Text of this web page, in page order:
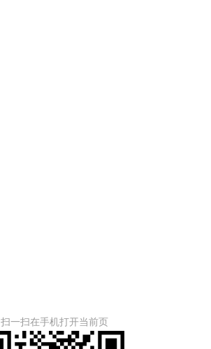
扫一扫在手机打开当前页